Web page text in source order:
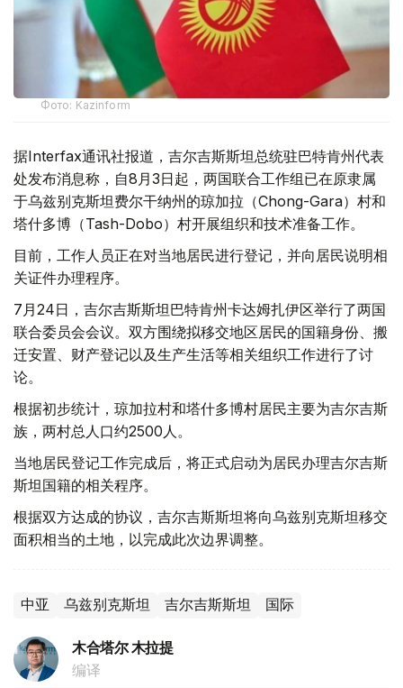
Фото: Kazinform
据Interfax通讯社报道，吉尔吉斯斯坦总统驻巴特肯州代表
处发布消息称，自8月3日起，两国联合工作组已在原隶属
于乌兹别克斯坦费尔干纳州的琼加拉（Chong-Gara）村和
塔什多博（Tash-Dobo）村开展组织和技术准备工作。
目前，工作人员正在对当地居民进行登记，并向居民说明相
关证件办理程序。
7月24日，吉尔吉斯斯坦巴特肯州卡达姆扎伊区举行了两国
联合委员会会议。双方围绕拟移交地区居民的国籍身份、搬
迁安置、财产登记以及生产生活等相关组织工作进行了讨
论。
根据初步统计，琼加拉村和塔什多博村居民主要为吉尔吉斯
族，两村总人口约2500人。
当地居民登记工作完成后，将正式启动为居民办理吉尔吉斯
斯坦国籍的相关程序。
根据双方达成的协议，吉尔吉斯斯坦将向乌兹别克斯坦移交
面积相当的土地，以完成此次边界调整。
中亚 乌兹别克斯坦 吉尔吉斯斯坦 国际
木合塔尔 木拉提
编译